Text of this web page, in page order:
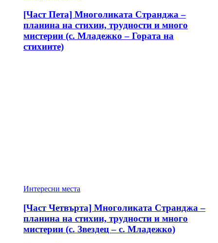
[Част Пета] Многоликата Странджа –
планина на стихии, трудности и много
мистерии (с. Младежко – Гората на
стихиите)
Интересни места
[Част Четвърта] Многоликата Странджа –
планина на стихии, трудности и много
мистерии (с. Звездец – с. Младежко)